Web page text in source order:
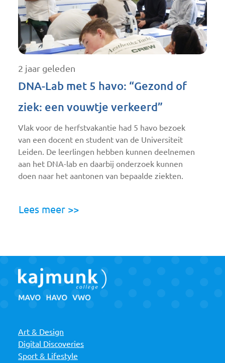
2 jaar geleden
DNA-Lab met 5 havo: “Gezond of
ziek: een vouwtje verkeerd”
Vlak voor de herfstvakantie had 5 havo bezoek
van een docent en student van de Universiteit
Leiden. De leerlingen hebben kunnen deelnemen
aan het DNA-lab en daarbij onderzoek kunnen
doen naar het aantonen van bepaalde ziekten.
Lees meer >>
Art & Design
Digital Discoveries
Sport & Lifestyle